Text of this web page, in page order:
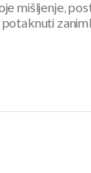
mišljenje,